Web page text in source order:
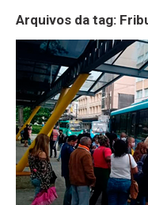
Arquivos da tag: